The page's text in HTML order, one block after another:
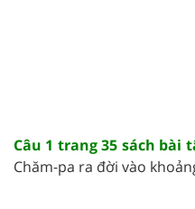
Câu 1 trang 35 sách bài
Chăm-pa ra đời vào